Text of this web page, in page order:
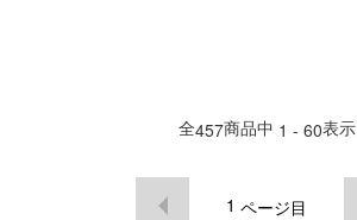
全457商品中 1 - 60表示
1 ページ目